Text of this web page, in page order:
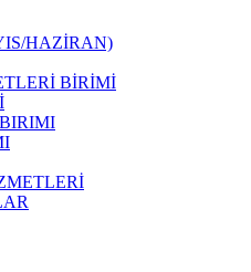
HAZİRAN)
BİRİMİ